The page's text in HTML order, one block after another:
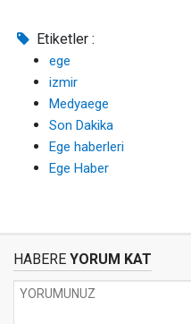
Etiketler :
ege
izmir
Medyaege
Son Dakika
Ege haberleri
Ege Haber
HABERE YORUM KAT